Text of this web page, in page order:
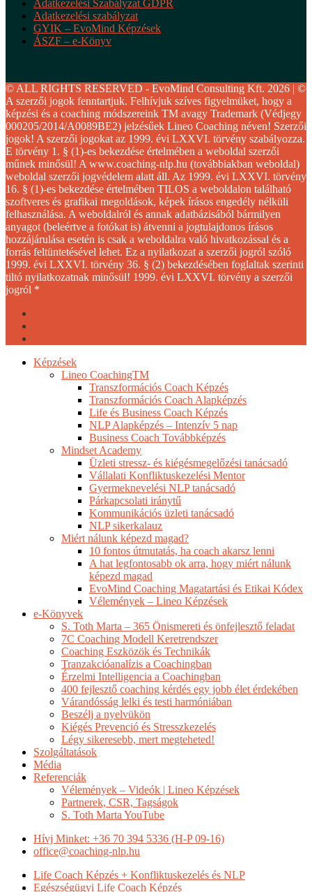
Adatkezelési Szabályzat GDPR
Adatkezelési szabályzat
GYIK – EvoMind Képzések
ÁSZF – e-Könyv
© ALL RIGHTS RESERVED - EvoMind Consulting Kft. 2026 | ©
A szerzői jogok fenntartjuk. Felhívjuk szíves figyelmüket, hogy a
képzési és a coaching módszereink TM avagy Trademark (Védjegy
000205/2014/A0089BE2) jelzésűek Lineo Coaching néven! Szerzői
jogok! A szerzői jogokat az 1999. évi LXXVI. törvény szabályozza.
E törvény 1. § (1)-es bekezdése értelmében a weboldal szerzői
műnek minősül! A www.coaching-nlp.hu (továbbiakban weboldal)
weboldal szerzői jogvédelem alatt áll. Az 1999. évi LXXVI. törvény
16. § (1)-es bekezdése értelmében TILOS a weboldalon található
szoftveres és grafikai megoldások, képek írásos engedély nélküli
felhasználása. A weboldalról és annak adatbázisából bármilyen
anyagot (beleértve a fotókat is) átvenni a jogtulajdonos írásos
hozzájárulása esetén is csak a weboldalra való hivatkozással és a
forrás feltüntetésével lehet. Ez a nyilatkozat a szerzői jogról szóló
1999. évi LXXVI. törvény 36. § (2) bekezdésében foglaltak szerinti
tiltó nyilatkozatnak minősül! 1999. évi LXXVI. törvény a szerzői
jogról *
Close
Képzések
Lineo CoachingTM
Transzformációs Coach Képzés
Transzformációs Coach Alapképzés
Life és Business Coach Képzés
NLP Alapképzés – Intenzív 5 nap
Business Coach Továbbképzés
Mindset Academy
Üzleti stressz- és kiégésmegelőzési tanácsadó
Vállalati Konfliktuskezelési Mentor
Gyermeknevelési NLP tanácsadó
Párkapcsolati iránytű
Kommunikációs üzleti tanácsadó
NLP sikerkalauz
Miért nálunk képezd magad?
10 fontos útmutatás, ha coach akarsz lenni
A hat legfontosabb ok arra, hogy miért nálunk
képezd magad
EvoMind Coaching Magatartási és Etikai Kódex
Vélemények – Lineo Képzések
e-Könyvek
S. Toth Marta – 365 Önismereti és önfejlesztő feladat
7C Coaching Modell Keretrendszer
Coaching Eszközök és Technikák
Tranzakcióanalízis a Coachingban
Érzelmi Intelligencia a Coachingban
400 fejlesztő coaching kérdés egy jobb élet érdekében
Várandósság lelki és testi harmóniában
Beszélj a nyelvükön
Kiégés Prevenció és Stresszkezelés
Légy sikeresebb, mert megteheted!
Szolgáltatások
Média
Referenciák
Vélemények – Videók | Lineo Képzések
Partnerek, CSR, Tagságok
S. Toth Marta YouTube
Hívj Minket: +36 70 394 5336 (H-P 09-16)
office@coaching-nlp.hu
Life Coach Képzés + Konfliktuskezelés és NLP
Egészségügyi Life Coach Képzés